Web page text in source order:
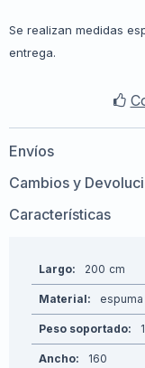
Se realizan medidas
entrega.
Envíos
Cambios y
Características
Largo 200
Material espuma
Peso soportado
Ancho 160